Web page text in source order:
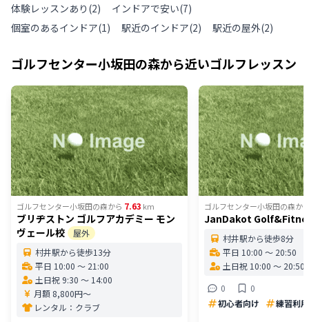
体験レッスンあり (2) インドアで安い(7)
個室のあるインドア(1) 駅近のインドア(2) 駅近の屋外(2)
ゴルフセンター小坂田の森から近いゴルフレッスン
ゴルフセンター小坂田の森から 7.63 km
ブリヂストン ゴルフアカデミー モン
ヴェール校
屋外
村井駅から徒歩13分
平日 10:00 〜 21:00
土日祝 9:30 〜 14:00
月額 8,800円〜
レンタル： クラブ
ゴルフセンター小坂田の森か
JanDakot
村井駅から徒歩8分
平日 10:00 〜 20:50
土日祝 10:00 〜 20:50
0
0
初心者向け
練習利